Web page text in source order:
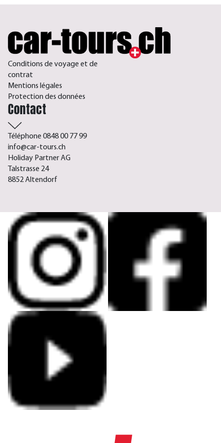
Conditions de voyage et de
contrat
Mentions légales
Protection des données
Contact
Téléphone 0848 00 77 99
info@car-tours.ch
Holiday Partner AG
Talstrasse 24
8852 Altendorf